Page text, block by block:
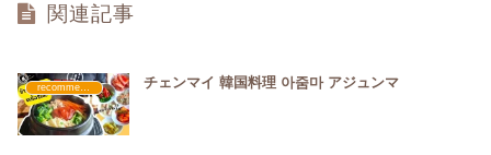
関連記事
チェンマイ 韓国料理 아줌마 アジュンマ